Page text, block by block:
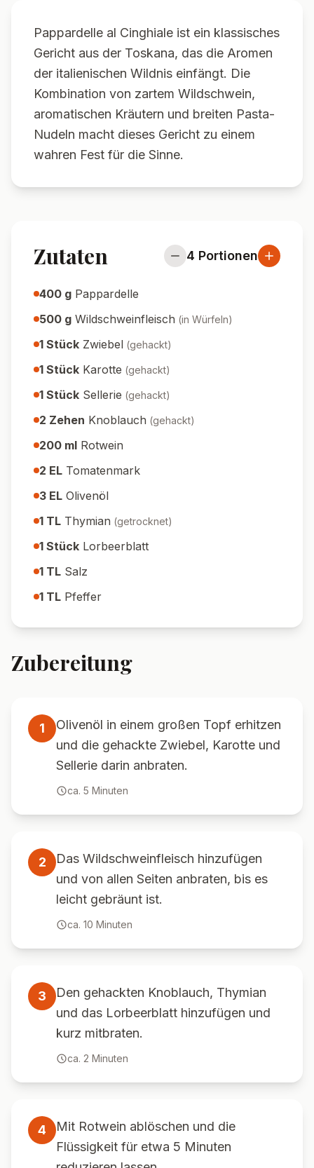
Pappardelle al Cinghiale ist ein klassisches
Gericht aus der Toskana, das die Aromen
der italienischen Wildnis einfängt. Die
Kombination von zartem Wildschwein,
aromatischen Kräutern und breiten Pasta-
Nudeln macht dieses Gericht zu einem
wahren Fest für die Sinne.
Zutaten 4 Portionen
400 g Pappardelle
500 g Wildschweinfleisch (in Würfeln)
1 Stück Zwiebel (gehackt)
1 Stück Karotte (gehackt)
1 Stück Sellerie (gehackt)
2 Zehen Knoblauch (gehackt)
200 ml Rotwein
2 EL Tomatenmark
3 EL Olivenöl
1 TL Thymian (getrocknet)
1 Stück Lorbeerblatt
1 TL Salz
1 TL Pfeffer
Zubereitung
1
Olivenöl in einem großen Topf erhitzen
und die gehackte Zwiebel, Karotte und
Sellerie darin anbraten.
ca. 5 Minuten
2
Das Wildschweinfleisch hinzufügen
und von allen Seiten anbraten, bis es
leicht gebräunt ist.
ca. 10 Minuten
3
Den gehackten Knoblauch, Thymian
und das Lorbeerblatt hinzufügen und
kurz mitbraten.
ca. 2 Minuten
4
Mit Rotwein ablöschen und die
Flüssigkeit für etwa 5 Minuten